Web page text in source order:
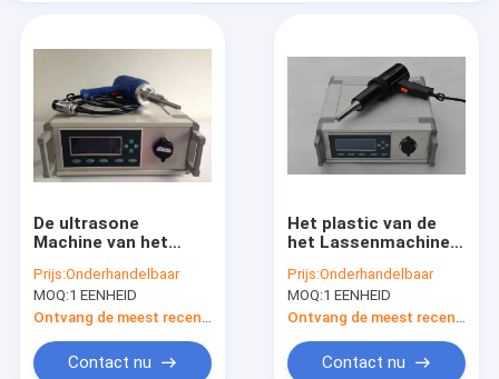
De ultrasone
Machine van het
Grote Autodelen,
Draagbare Vleklasser
1000W
Prijs:Onderhandelbaar
MOQ:1 EENHEID
Contact nu
Het plastic van de
het Lassenmachine
Ultrasone
Handbediende Vlek
Stemmen van
Autofrequency
Prijs:Onderhandelbaar
MOQ:1 EENHEID
Contact nu